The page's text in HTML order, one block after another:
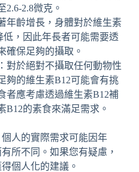
2.6-2.8微克。
年齡增長，身體對於維生素
低，因此年長者可能需要透
確保足夠的攝取。
對於絕對不攝取任何動物性
夠的維生素B12可能會有挑
者應考慮透過維生素B12補
B12的素食來滿足需求。
人的實際需求可能因年
所不同。如果您有疑慮，
個人化的建議。